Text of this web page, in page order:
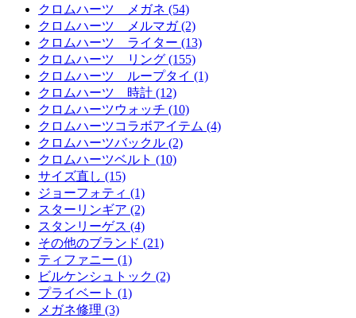
クロムハーツ メガネ (54)
クロムハーツ メルマガ (2)
クロムハーツ ライター (13)
クロムハーツ リング (155)
クロムハーツ ループタイ (1)
クロムハーツ 時計 (12)
クロムハーツウォッチ (10)
クロムハーツコラボアイテム (4)
クロムハーツバックル (2)
クロムハーツベルト (10)
サイズ直し (15)
ジョーフォティ (1)
スターリンギア (2)
スタンリーゲス (4)
その他のブランド (21)
ティファニー (1)
ビルケンシュトック (2)
プライベート (1)
メガネ修理 (3)